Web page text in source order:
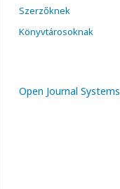
Szerzőknek
Könyvtárosoknak
Open Journal Systems